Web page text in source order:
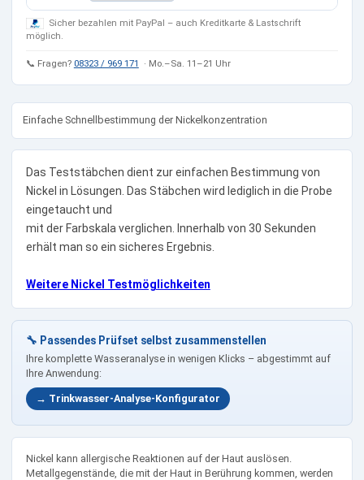
Sicher bezahlen mit PayPal – auch Kreditkarte & Lastschrift
möglich.
📞 Fragen? 08323 / 969 171 · Mo.–Sa. 11–21 Uhr
Einfache Schnellbestimmung der Nickelkonzentration
Das Teststäbchen dient zur einfachen Bestimmung von
Nickel in Lösungen. Das Stäbchen wird lediglich in die Probe
eingetaucht und
mit der Farbskala verglichen. Innerhalb von 30 Sekunden
erhält man so ein sicheres Ergebnis.
Weitere Nickel Testmöglichkeiten
🔧 Passendes Prüfset selbst zusammenstellen
Ihre komplette Wasseranalyse in wenigen Klicks – abgestimmt auf
Ihre Anwendung:
→ Trinkwasser-Analyse-Konfigurator
Nickel kann allergische Reaktionen auf der Haut auslösen.
Metallgegenstände, die mit der Haut in Berührung kommen, werden